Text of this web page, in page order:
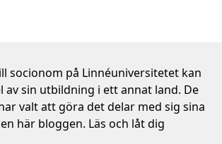
socionom på Linnéuniversitetet kan
av sin utbildning i ett annat land. De
valt att göra det delar med sig sina
här bloggen. Läs och låt dig